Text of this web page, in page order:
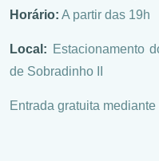
Horário: A partir das 19h
Local: Estacionamento
de Sobradinho II
Entrada gratuita